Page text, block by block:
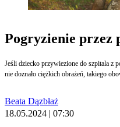
Pogryzienie przez
Jeśli dziecko przywiezione do szpitala z
nie doznało ciężkich obrażeń, takiego
Beata Dązbłaż
18.05.2024 | 07:30